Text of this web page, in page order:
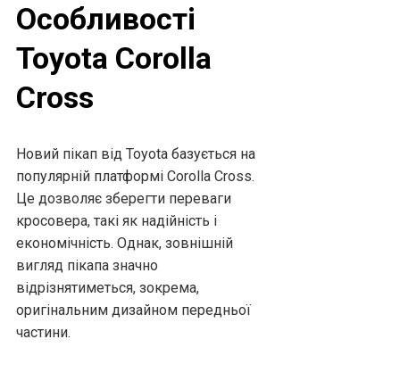
Особливості
Toyota Corolla
Cross
Новий пікап від Toyota базується на
популярній платформі Corolla Cross.
Це дозволяє зберегти переваги
кросовера, такі як надійність і
економічність. Однак, зовнішній
вигляд пікапа значно
відрізнятиметься, зокрема,
оригінальним дизайном передньої
частини.